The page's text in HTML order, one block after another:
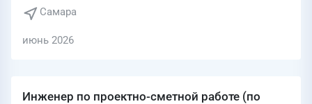
Самара
июнь 2026
Инженер по проектно-сметной работе (по